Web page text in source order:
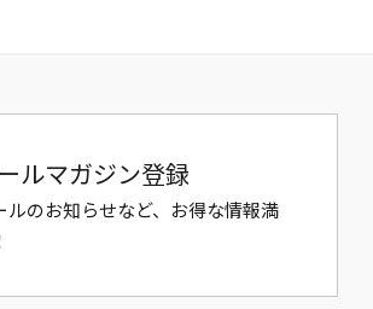
ルマガジン登録
ルのお知らせなど、お得な情報満